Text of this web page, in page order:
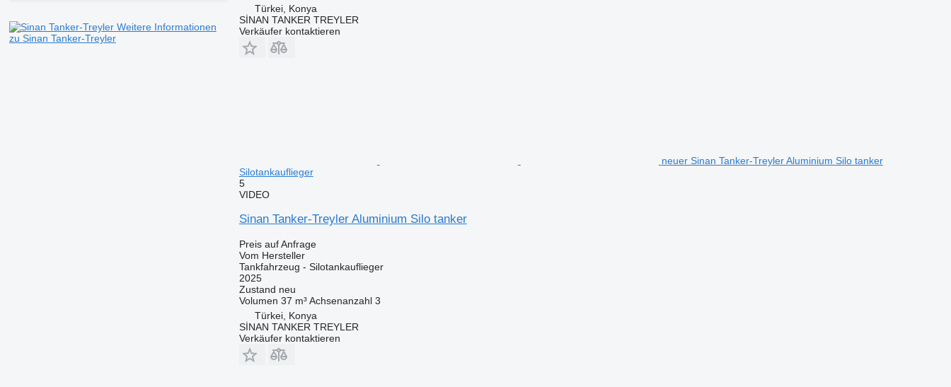
Weitere Informationen
zu Sinan Tanker-Treyler
Türkei, Konya
SİNAN TANKER TREYLER
Verkäufer kontaktieren
neuer Sinan Tanker-Treyler Aluminium Silo tanker
Silotankauflieger
5
VIDEO
Sinan Tanker-Treyler Aluminium Silo tanker
Preis auf Anfrage
Vom Hersteller
Tankfahrzeug - Silotankauflieger
2025
Zustand neu
Volumen 37 m³ Achsenanzahl 3
Türkei, Konya
SİNAN TANKER TREYLER
Verkäufer kontaktieren